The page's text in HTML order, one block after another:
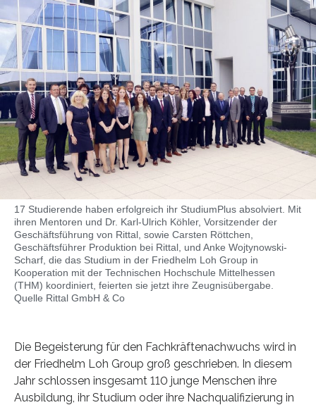
17 Studierende haben erfolgreich ihr StudiumPlus absolviert. Mit
ihren Mentoren und Dr. Karl-Ulrich Köhler, Vorsitzender der
Geschäftsführung von Rittal, sowie Carsten Röttchen,
Geschäftsführer Produktion bei Rittal, und Anke Wojtynowski-
Scharf, die das Studium in der Friedhelm Loh Group in
Kooperation mit der Technischen Hochschule Mittelhessen
(THM) koordiniert, feierten sie jetzt ihre Zeugnisübergabe.
Quelle Rittal GmbH & Co
Die Begeisterung für den Fachkräftenachwuchs wird in
der Friedhelm Loh Group groß geschrieben. In diesem
Jahr schlossen insgesamt 110 junge Menschen ihre
Ausbildung, ihr Studium oder ihre Nachqualifizierung in